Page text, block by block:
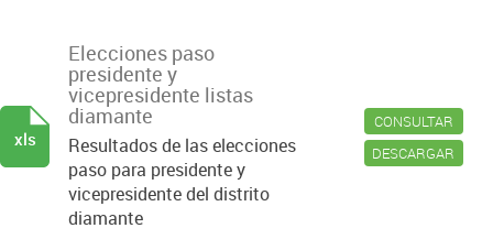
CONSULTAR
DESCARGAR
Elecciones paso
presidente y
vicepresidente listas
diamante
Resultados de las elecciones
paso para presidente y
vicepresidente del distrito
diamante
xls